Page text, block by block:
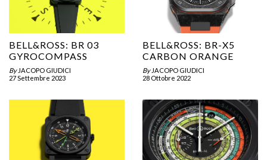
BELL&ROSS: BR 03
GYROCOMPASS
By JACOPO GIUDICI
27 Settembre 2023
BELL&ROSS: BR-X5
CARBON ORANGE
By JACOPO GIUDICI
28 Ottobre 2022